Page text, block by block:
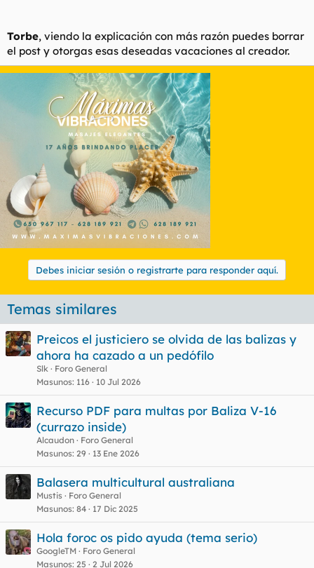
Torbe, viendo la explicación con más razón puedes borrar
el post y otorgas esas deseadas vacaciones al creador.
Debes iniciar sesión o registrarte para responder aquí.
Temas similares
Preicos el justiciero se olvida de las balizas y
ahora ha cazado a un pedófilo
Slk
Foro General
Masunos 116 10 Jul 2026
Recurso PDF para multas por Baliza V-16
(currazo inside)
Alcaudon
Foro General
Masunos 29 13 Ene 2026
Balasera multicultural australiana
Mustis
Foro General
Masunos 84 17 Dic 2025
Hola foroc os pido ayuda (tema serio)
GoogleTM
Foro General
Masunos 25 2 Jul 2026